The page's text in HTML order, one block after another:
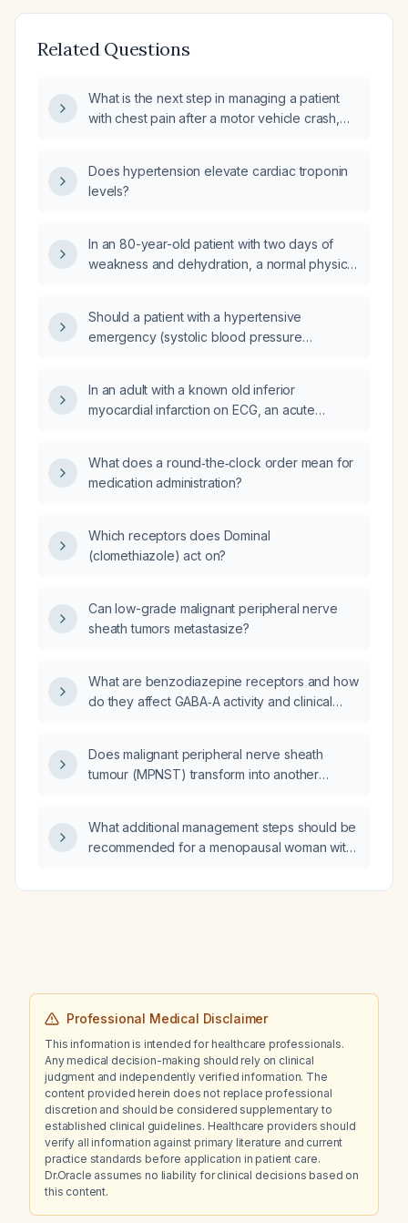
Related Questions
What is the next step in managing a patient
with chest pain after a motor vehicle crash,
less than 0.1?
Does hypertension elevate cardiac troponin
levels?
In an 80-year-old patient with two days of
weakness and dehydration, a normal physical
high‑sensitivity troponin T, what is the
appropriate management?
Should a patient with a hypertensive
emergency (systolic blood pressure
immediate non‑contrast head CT?
In an adult with a known old inferior
myocardial infarction on ECG, an acute
chest pain, how do I decide between a stress
test and urgent coronary angiography?
What does a round‑the‑clock order mean for
medication administration?
Which receptors does Dominal
(clomethiazole) act on?
Can low-grade malignant peripheral nerve
sheath tumors metastasize?
What are benzodiazepine receptors and how
do they affect GABA‑A activity and clinical
Does malignant peripheral nerve sheath
tumour (MPNST) transform into another
What additional management steps should be
recommended for a menopausal woman with
and asymptomatic bacteriuria, chronic vaping,
ovarian cyst, and benign thyroid nodules?
Professional Medical Disclaimer
This information is intended for healthcare professionals.
Any medical decision-making should rely on clinical
judgment and independently verified information. The
content provided herein does not replace professional
discretion and should be considered supplementary to
established clinical guidelines. Healthcare providers should
verify all information against primary literature and current
practice standards before application in patient care.
Dr.Oracle assumes no liability for clinical decisions based on
this content.